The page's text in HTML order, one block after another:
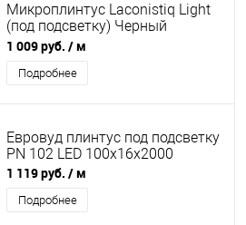
Микроплинтус Laconistiq Light
(под подсветку) Черный
анодированный
25х16х5х2450мм, 7 зажимов в
комплекте
1 009 руб. / м
Подробнее
Евровуд плинтус под подсветку
PN 102 LED 100х16х2000
1 119 руб. / м
Подробнее